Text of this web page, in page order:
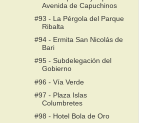
Avenida de Capuchinos
#93 - La Pérgola del Parque
Ribalta
#94 - Ermita San Nicolás de
Bari
#95 - Subdelegación del
Gobierno
#96 - Vía Verde
#97 - Plaza Islas
Columbretes
#98 - Hotel Bola de Oro